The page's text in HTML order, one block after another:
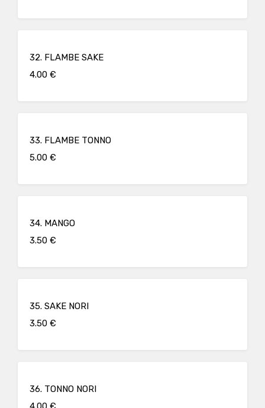
32. FLAMBE SAKE
4.00 €
33. FLAMBE TONNO
5.00 €
34. MANGO
3.50 €
35. SAKE NORI
3.50 €
36. TONNO NORI